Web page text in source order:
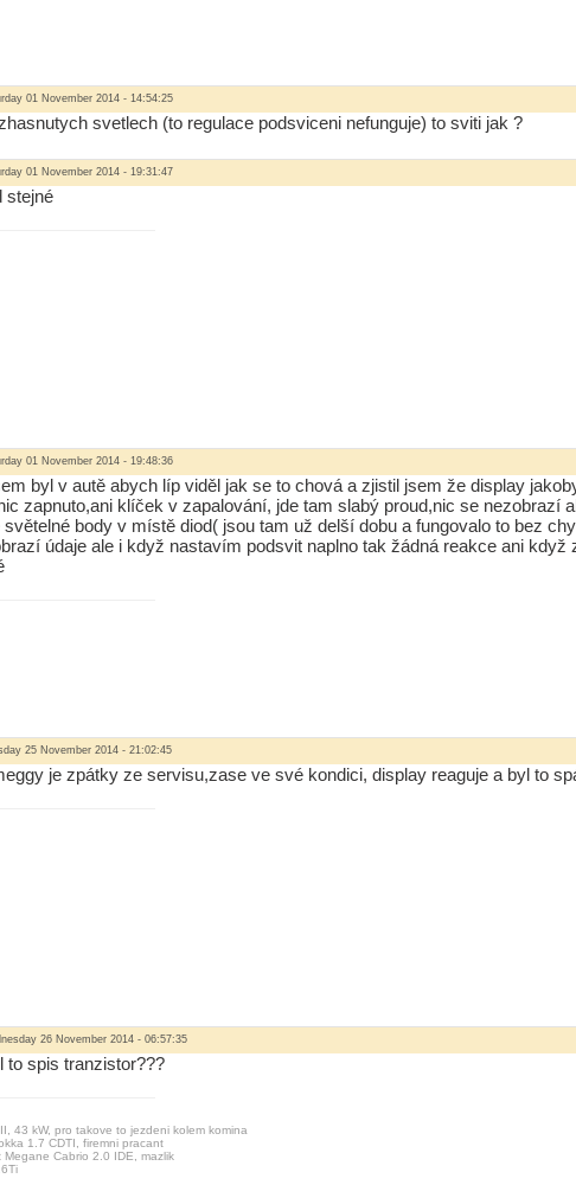
01 November 2014 - 14:54:25
svetlech (to regulace podsviceni nefunguje) to sviti jak ?
01 November 2014 - 19:31:47
stejné
01 November 2014 - 19:48:36
byl v autě abych líp viděl jak se to chová a zjistil jsem že display
zapnuto,ani klíček v zapalování, jde tam slabý proud,nic se nezobrazí
světelné body v místě diod( jsou tam už delší dobu a fungovalo to bez
údaje ale i když nastavím podsvit naplno tak žádná reakce ani když
25 November 2014 - 21:02:45
je zpátky ze servisu,zase ve své kondici, display reaguje a byl to
26 November 2014 - 06:57:35
to spis tranzistor???
43 kW, pro takove to jezdeni kolem komina
1.7 CDTI, firemni pracant
Megane Cabrio 2.0 IDE, mazlik